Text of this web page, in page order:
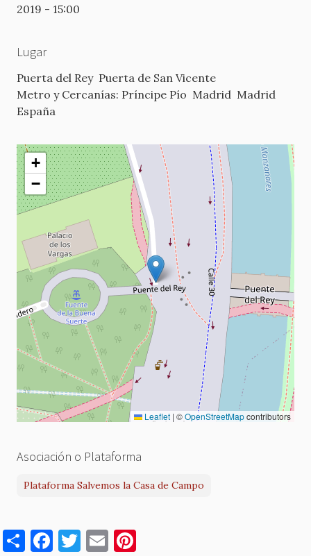
2019 - 15:00
Lugar
Puerta del Rey Puerta de San Vicente
Metro y Cercanías: Príncipe Pío Madrid Madrid
España
+
−
Leaflet | ©OpenStreetMapcontributors
Asociación o Plataforma
Plataforma Salvemos la Casa de Campo
S F T E